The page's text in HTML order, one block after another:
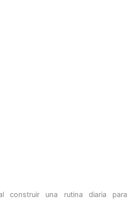
construir una rutina diaria para